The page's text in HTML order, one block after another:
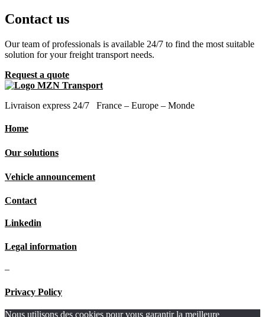
Contact us
Our team of professionals is available 24/7 to find the most suitable
solution for your freight transport needs.
Request a quote
Livraison express 24/7 France – Europe – Monde
Home
Our solutions
Vehicle announcement
Contact
Linkedin
Legal information
–
Privacy Policy
Nous utilisons des cookies pour vous garantir la meilleure